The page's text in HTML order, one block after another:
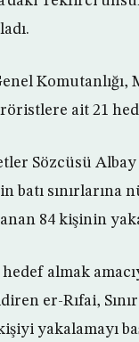
ait 21
Sözcüsü
batı
84 kişinin
hedef almak
er-Rıfai,
yakalamayı